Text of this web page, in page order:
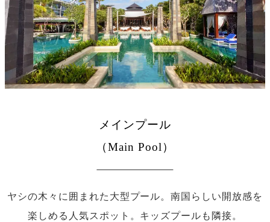
メインプール
（Main Pool）
ヤシの木々に囲まれた大型プール。南国らしい開放感を
楽しめる人気スポット。キッズプールも隣接。